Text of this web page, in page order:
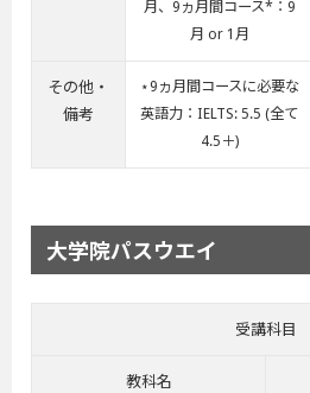
月、9ヵ月間コース*：9
月 or 1月
その他・
備考
⋆9ヵ月間コースに必要な
英語力：IELTS: 5.5 (全て
4.5＋)
大学院パスウエイ
受講科目
教科名